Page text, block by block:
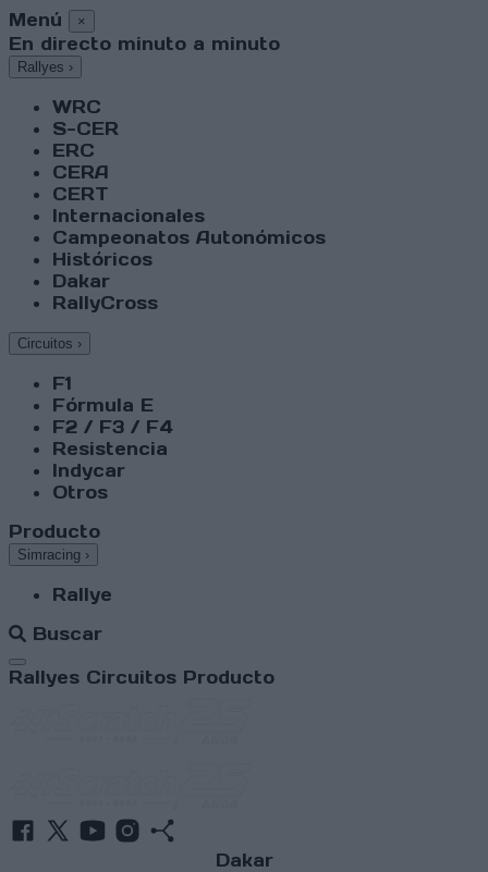
Menú ×
En directo minuto a minuto
Rallyes ›
WRC
S-CER
ERC
CERA
CERT
Internacionales
Campeonatos Autonómicos
Históricos
Dakar
RallyCross
Circuitos ›
F1
Fórmula E
F2 / F3 / F4
Resistencia
Indycar
Otros
Producto
Simracing ›
Rallye
Buscar
Abrir menú
Rallyes Circuitos Producto
Dakar